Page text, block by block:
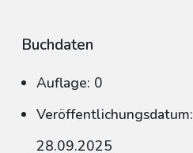
Buchdaten
Auflage: 0
Veröffentlichungsdatum:
28.09.2025